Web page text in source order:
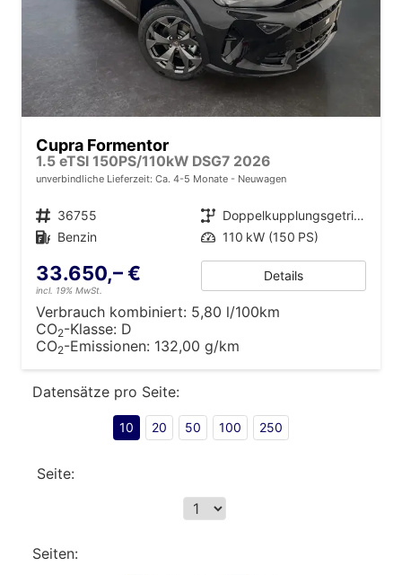
Cupra Formentor
1.5 eTSI 150PS/110kW DSG7 2026
unverbindliche Lieferzeit: Ca. 4-5 Monate Neuwagen
Fahrzeugnr. 36755 Getriebe
Doppelkupplungsgetriebe (DSG)
Kraftstoff Benzin Leistung 110 kW (150 PS)
33.650,– €
incl. 19% MwSt.
Details
Verbrauch kombiniert: 5,80 l/100km
CO2-Klasse: D
CO2-Emissionen: 132,00 g/km
Datensätze pro Seite:
10 20 50 100 250
Seite:
Seiten: